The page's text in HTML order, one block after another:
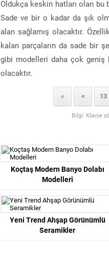
Oldukça keskin hatları olan
Sade ve bir o kadar da şık
alan sağlamış olacaktır.
kalan parçaların da sade bir
gibi modelleri daha çok geniş
olacaktır.
« < 13
Bilgi: Klavye
Koçtaş Modern Banyo Dolabı
Modelleri
Yeni Trend Ahşap Görünümlü
Seramikler